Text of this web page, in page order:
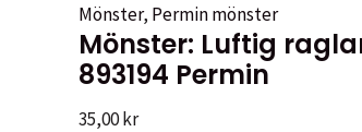
Mönster, Permin mönster
Mönster: Luftig
893194 Permin
35,00kr